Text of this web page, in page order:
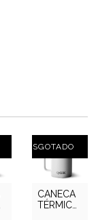
ESGOTADO
CANECA
TÉRMICA